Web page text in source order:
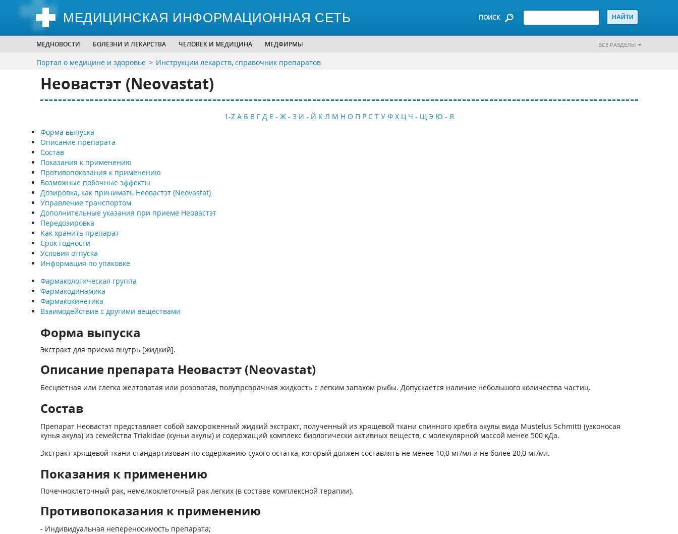
МЕДИЦИНСКАЯ ИНФОРМАЦИОННАЯ СЕТЬ ПОИСК
МЕДНОВОСТИ БОЛЕЗНИ И ЛЕКАРСТВА ЧЕЛОВЕК И МЕДИЦИНА МЕДФИРМЫ ВСЕ РАЗДЕЛЫ
Портал о медицине и здоровье Инструкции лекарств, справочник препаратов
Неовастэт (Neovastat)
1-Z А Б В Г Д Е - Ж - З И - Й К Л М Н О П Р С Т У Ф Х Ц Ч - Щ Э Ю - Я
Форма выпуска
Описание препарата
Состав
Показания к применению
Противопоказания к применению
Возможные побочные эффекты
Дозировка, как принимать Неовастэт (Neovastat)
Управление транспортом
Дополнительные указания при приеме Неовастэт
Передозировка
Как хранить препарат
Срок годности
Условия отпуска
Информация по упаковке
Фармакологическая группа
Фармакодинамика
Фармакокинетика
Взаимодействие с другими веществами
Форма выпуска
Экстракт для приема внутрь [жидкий].
Описание препарата Неовастэт (Neovastat)
Бесцветная или слегка желтоватая или розоватая, полупрозрачная жидкость с легким запахом рыбы. Допускается наличие небольшого количества частиц.
Состав
Препарат Неовастэт представляет собой замороженный жидкий экстракт, полученный из хрящевой ткани спинного хребта акулы вида Mustelus Schmitti (узконосая
кунья акула) из семейства Triakidae (куньи акулы) и содержащий комплекс биологически активных веществ, с молекулярной массой менее 500 кДа.
Экстракт хрящевой ткани стандартизован по содержанию сухого остатка, который должен составлять не менее 10,0 мг/мл и не более 20,0 мг/мл.
Показания к применению
Почечноклеточный рак, немелкоклеточный рак легких (в составе комплексной терапии).
Противопоказания к применению
- Индивидуальная непереносимость препарата;